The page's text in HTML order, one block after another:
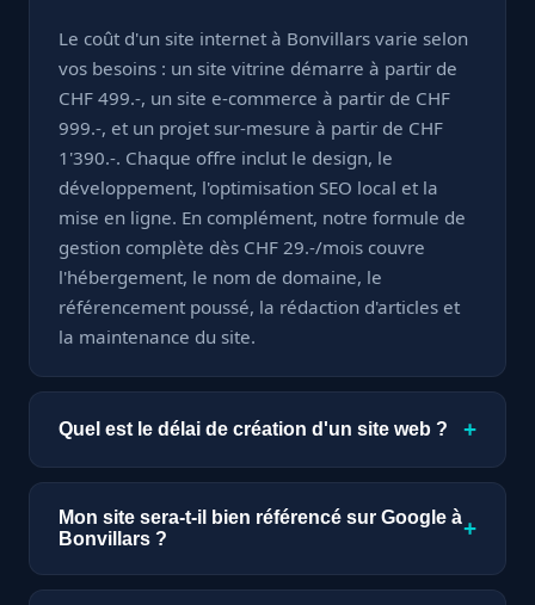
Le coût d'un site internet à Bonvillars varie selon
vos besoins : un site vitrine démarre à partir de
CHF 499.-, un site e-commerce à partir de CHF
999.-, et un projet sur-mesure à partir de CHF
1'390.-. Chaque offre inclut le design, le
développement, l'optimisation SEO local et la
mise en ligne. En complément, notre formule de
gestion complète dès CHF 29.-/mois couvre
l'hébergement, le nom de domaine, le
référencement poussé, la rédaction d'articles et
la maintenance du site.
Quel est le délai de création d'un site web ? +
Un site vitrine est livré en seulement 7 jours. Un
site e-commerce ou sur-mesure nécessite à
partir de 15 jours, selon la complexité des
fonctionnalités demandées. Nous nous
Mon site sera-t-il bien référencé sur Google à
Bonvillars ?
+
Absolument. Chaque site que nous créons est